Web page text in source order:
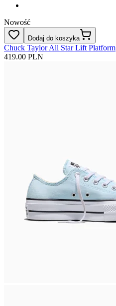
Nowość
Dodaj do koszyka
Chuck Taylor All Star Lift Platform
419.00 PLN